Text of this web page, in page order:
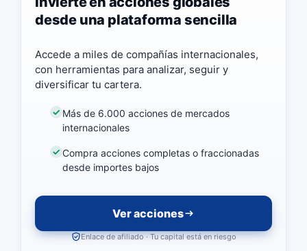
desde una plataforma sencilla
Accede a miles de compañías internacionales,
con herramientas para analizar, seguir y
diversificar tu cartera.
Más de 6.000 acciones de mercados
internacionales
Compra acciones completas o fraccionadas
desde importes bajos
Ver acciones
Enlace de afiliado · Tu capital está en riesgo